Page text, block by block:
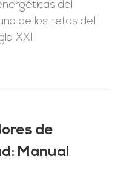
del
de los retos del
XXI.
de
Manual